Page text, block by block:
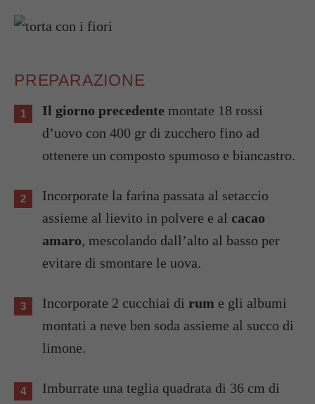
PREPARAZIONE
Il giorno precedente montate 18 rossi
d’uovo con 400 gr di zucchero fino ad
ottenere un composto spumoso e biancastro.
Incorporate la farina passata al setaccio
assieme al lievito in polvere e al cacao
amaro, mescolando dall’alto al basso per
evitare di smontare le uova.
Incorporate 2 cucchiai di rum e gli albumi
montati a neve ben soda assieme al succo di
limone.
Imburrate una teglia quadrata di 36 cm di